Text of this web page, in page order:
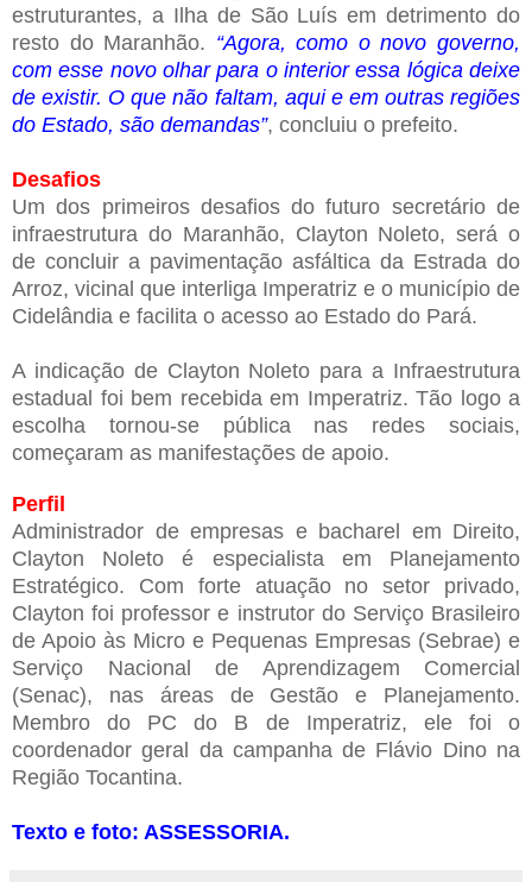
estruturantes, a Ilha de São Luís em detrimento do
resto do Maranhão. “Agora, como o novo governo,
com esse novo olhar para o interior essa lógica deixe
de existir. O que não faltam, aqui e em outras regiões
do Estado, são demandas”, concluiu o prefeito.
Desafios
Um dos primeiros desafios do futuro secretário de
infraestrutura do Maranhão, Clayton Noleto, será o
de concluir a pavimentação asfáltica da Estrada do
Arroz, vicinal que interliga Imperatriz e o município de
Cidelândia e facilita o acesso ao Estado do Pará.
A indicação de Clayton Noleto para a Infraestrutura
estadual foi bem recebida em Imperatriz. Tão logo a
escolha tornou-se pública nas redes sociais,
começaram as manifestações de apoio.
Perfil
Administrador de empresas e bacharel em Direito,
Clayton Noleto é especialista em Planejamento
Estratégico. Com forte atuação no setor privado,
Clayton foi professor e instrutor do Serviço Brasileiro
de Apoio às Micro e Pequenas Empresas (Sebrae) e
Serviço Nacional de Aprendizagem Comercial
(Senac), nas áreas de Gestão e Planejamento.
Membro do PC do B de Imperatriz, ele foi o
coordenador geral da campanha de Flávio Dino na
Região Tocantina.
Texto e foto: ASSESSORIA.